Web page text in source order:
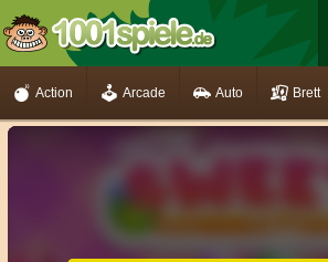
Action Arcade Auto Brett